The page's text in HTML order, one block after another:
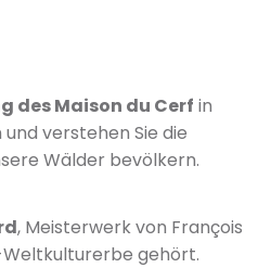
des Maison du Cerf in
verstehen Sie die
Wälder bevölkern.
, Meisterwerk von François
Weltkulturerbe gehört.